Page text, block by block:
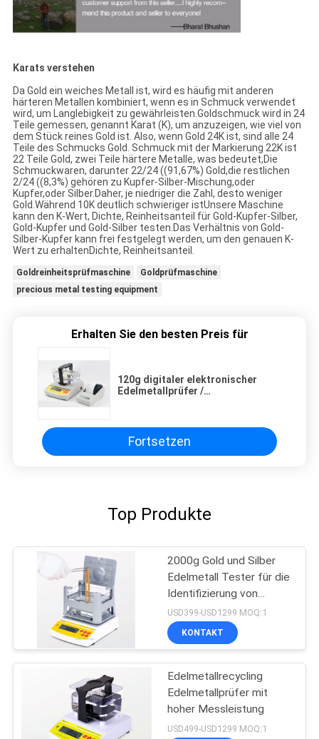
Karats verstehen
Da Gold ein weiches Metall ist, wird es häufig mit anderen
härteren Metallen kombiniert, wenn es in Schmuck verwendet
wird, um Langlebigkeit zu gewährleisten.Goldschmuck wird in 24
Teile gemessen, genannt Karat (K), um anzuzeigen, wie viel von
dem Stück reines Gold ist. Also, wenn Gold 24K ist, sind alle 24
Teile des Schmucks Gold. Schmuck mit der Markierung 22K ist
22 Teile Gold, zwei Teile härtere Metalle, was bedeutet,Die
Schmuckwaren, darunter 22/24 ((91,67%) Gold,die restlichen
2/24 ((8,3%) gehören zu Kupfer-Silber-Mischung,oder
Kupfer,oder Silber.Daher, je niedriger die Zahl, desto weniger
Gold.Während 10K deutlich schwieriger istUnsere Maschine
kann den K-Wert, Dichte, Reinheitsanteil für Gold-Kupfer-Silber,
Gold-Kupfer und Gold-Silber testen.Das Verhältnis von Gold-
Silber-Kupfer kann frei festgelegt werden, um den genauen K-
Wert zu erhaltenDichte, Reinheitsanteil.
Goldreinheitsprüfmaschine
Goldprüfmaschine
precious metal testing equipment
Erhalten Sie den besten Preis für
120g digitaler elektronischer
Edelmetallprüfer /
Fortsetzen
Top Produkte
2000g Gold und Silber
Edelmetall Tester für die
Identifizierung von
Schmuck
USD399-USD1299 MOQ:1
KONTAKT
Edelmetallrecycling
Edelmetallprüfer mit
hoher Messleistung
USD499-USD1299 MOQ:1